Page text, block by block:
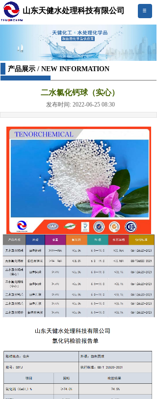
山东天健水处理科技有限公司
产品展示 / NEW INFORMATION
二水氯化钙球（实心）
发布时间: 2022-06-25 08:30